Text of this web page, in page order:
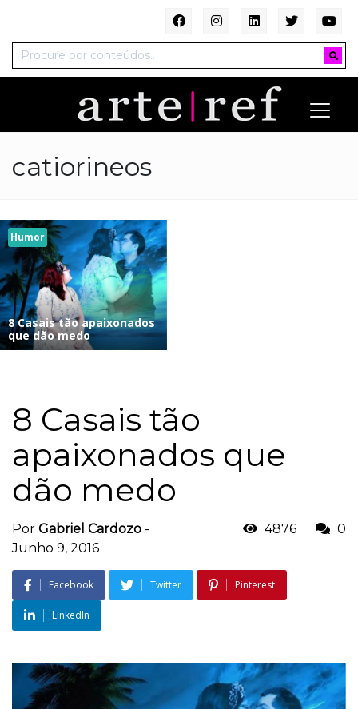
catiorineos
Humor
8 Casais tão apaixonados
que dão medo
8 Casais tão
apaixonados que
dão medo
Por Gabriel Cardozo -
Junho 9, 2016
4876 0
Facebook Twitter Pinterest
LinkedIn